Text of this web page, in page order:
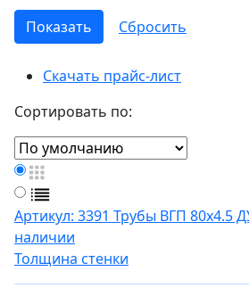
Скачать прайс-лист
Сортировать по:
Артикул: 3391 Трубы ВГП 80х4.5
наличии
Толщина стенки